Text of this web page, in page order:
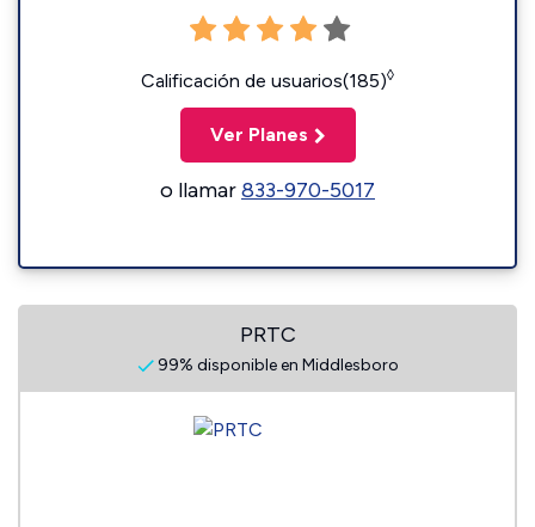
Calificación de usuarios(185)◊
Ver Planes
o llamar833-970-5017
PRTC
99% disponible en Middlesboro